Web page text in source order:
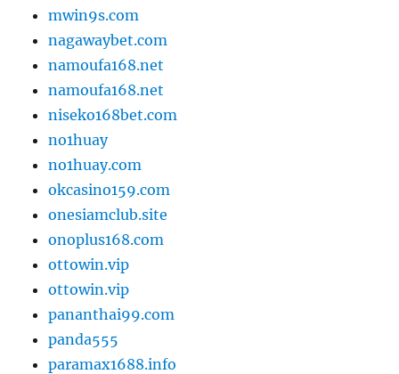
mwin9s.com
nagawaybet.com
namoufa168.net
namoufa168.net
niseko168bet.com
no1huay
no1huay.com
okcasino159.com
onesiamclub.site
onoplus168.com
ottowin.vip
ottowin.vip
pananthai99.com
panda555
paramax1688.info